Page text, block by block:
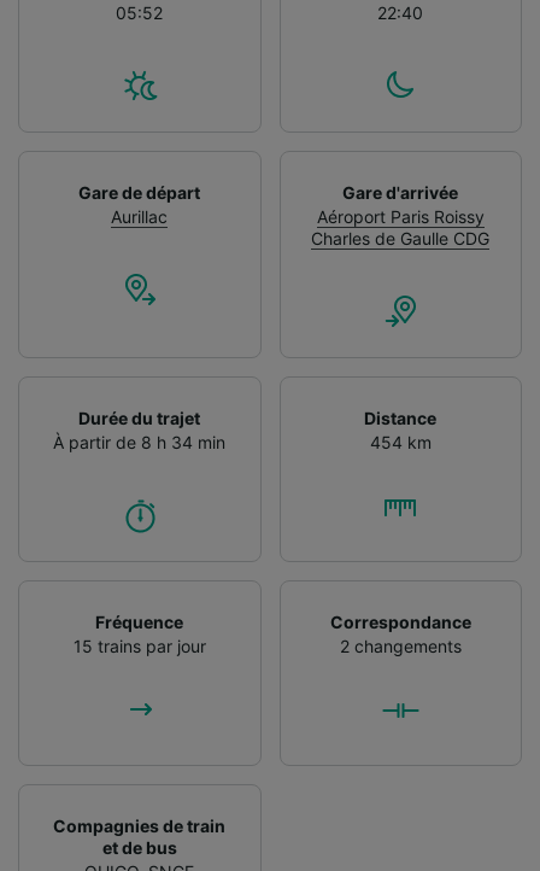
05:52
22:40
Gare de départ
Aurillac
Gare d'arrivée
Aéroport Paris Roissy
Charles de Gaulle CDG
Durée du trajet
À partir de 8 h 34 min
Distance
454 km
Fréquence
15 trains par jour
Correspondance
2 changements
Compagnies de train
et de bus